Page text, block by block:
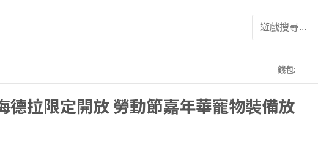
關
鍵
錢包:
德拉限定開放 勞動節嘉年華寵物裝備放